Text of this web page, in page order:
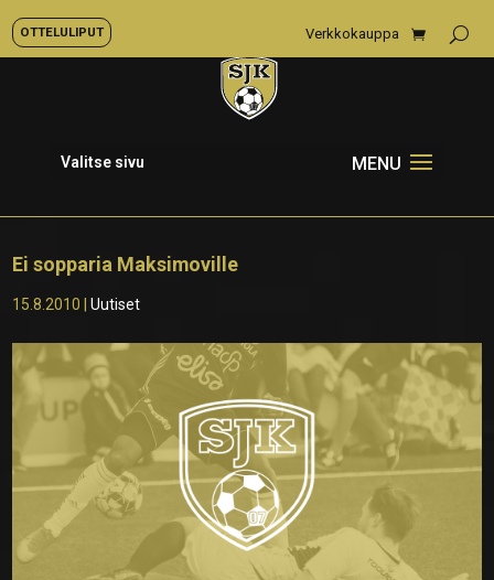
OTTELULIPUT Verkkokauppa
Valitse sivu
Ei sopparia Maksimoville
15.8.2010 |Uutiset